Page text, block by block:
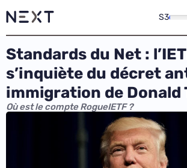
S3
Standards du Net :
s’inquiète du décret
immigration de Donald
Où est le compte RogueIETF ?